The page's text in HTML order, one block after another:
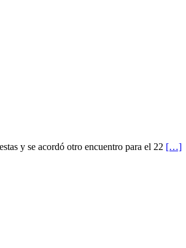
y se acordó otro encuentro para el 22 […]